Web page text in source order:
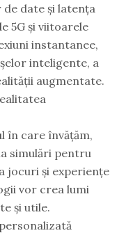
date și latența
5G și viitoarele
instantanee,
inteligente, a
augmentate.
în care învățăm,
simulări pentru
jocuri și experiențe
vor crea lumi
și utile.